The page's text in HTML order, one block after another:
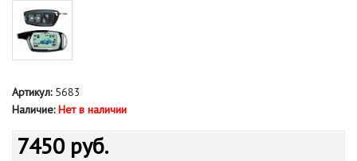
Артикул:5683
Наличие: Нет в наличии
7450 руб.